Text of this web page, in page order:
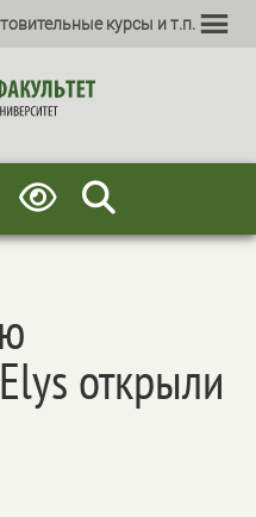
курсы и т.п.
открыли